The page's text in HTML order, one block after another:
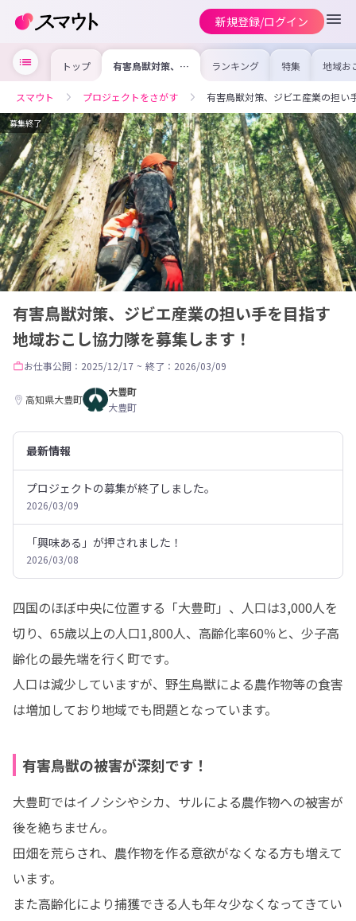
新規登録/ログイン
トップ 有害鳥獣対策、ジ
ビエ産業の担い手
し協力隊を募集し
ます！
ランキング 特集 地域お
の求
を集め
事内容
を比較
合った
けよう
スマウト プロジェクトをさがす 有害鳥獣対策、ジビエ産業の担い
募集終了
有害鳥獣対策、ジビエ産業の担い手を目指す
地域おこし協力隊を募集します！
お仕事公開：2025/12/17 ~ 終了：2026/03/09
高知県大豊町
大豊町
大豊町
最新情報
プロジェクトの募集が終了しました。
2026/03/09
「興味ある」が押されました！
2026/03/08
四国のほぼ中央に位置する「大豊町」、人口は3,000人を
切り、65歳以上の人口1,800人、高齢化率60％と、少子高
齢化の最先端を行く町です。
人口は減少していますが、野生鳥獣による農作物等の食害
は増加しており地域でも問題となっています。
有害鳥獣の被害が深刻です！
大豊町ではイノシシやシカ、サルによる農作物への被害が
後を絶ちません。
田畑を荒らされ、農作物を作る意欲がなくなる方も増えて
います。
また高齢化により捕獲できる人も年々少なくなってきてい